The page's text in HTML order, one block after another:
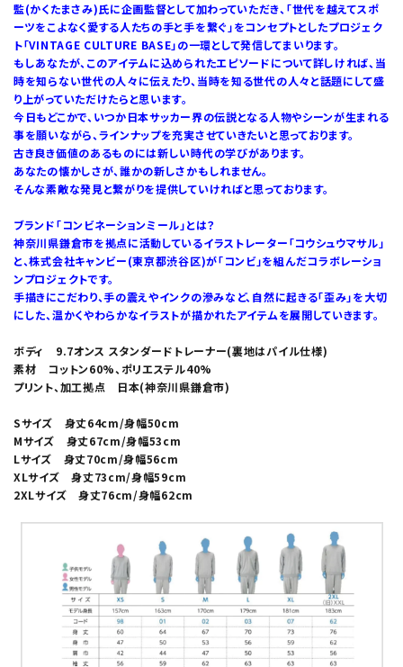
監(かくたまさみ)氏に企画監督として加わっていただき、「世代を越えてスポ
ーツをこよなく愛する人たちの手と手を繋ぐ」をコンセプトとしたプロジェク
ト「VINTAGE CULTURE BASE」の一環として発信してまいります。
もしあなたが、このアイテムに込められたエピソードについて詳しければ、当
時を知らない世代の人々に伝えたり、当時を知る世代の人々と話題にして盛
り上がっていただけたらと思います。
今日もどこかで、いつか日本サッカー界の伝説となる人物やシーンが生まれる
事を願いながら、ラインナップを充実させていきたいと思っております。
古き良き価値のあるものには新しい時代の学びがあります。
あなたの懐かしさが、誰かの新しさかもしれません。
そんな素敵な発見と繋がりを提供していければと思っております。
ブランド「コンビネーションミール」とは？
神奈川県鎌倉市を拠点に活動しているイラストレーター「コウシュウマサル」
と、株式会社キャンビー(東京都渋谷区)が「コンビ」を組んだコラボレーショ
ンプロジェクトです。
手描きにこだわり、手の震えやインクの滲みなど、自然に起きる「歪み」を大切
にした、温かくやわらかなイラストが描かれたアイテムを展開していきます。
ボディ 9.7オンス スタンダードトレーナー(裏地はパイル仕様)
素材 コットン60%、ポリエステル40%
プリント、加工拠点 日本(神奈川県鎌倉市)
Sサイズ 身丈64cm/身幅50cm
Mサイズ 身丈67cm/身幅53cm
Lサイズ 身丈70cm/身幅56cm
XLサイズ 身丈73cm/身幅59cm
2XLサイズ 身丈76cm/身幅62cm